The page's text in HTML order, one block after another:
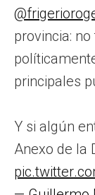
provincia:
principales
Y si algún
Anexo de la